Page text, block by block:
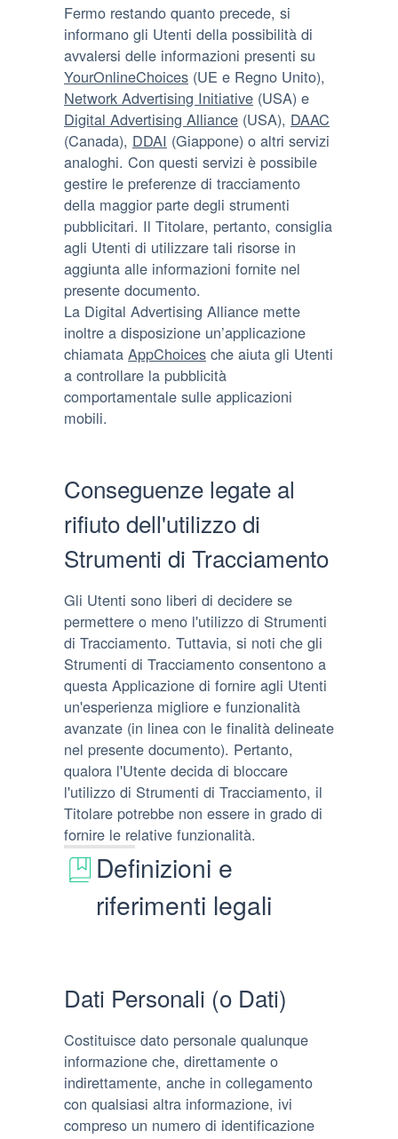
Fermo restando quanto precede, si
informano gli Utenti della possibilità di
avvalersi delle informazioni presenti su
YourOnlineChoices (UE e Regno Unito),
Network Advertising Initiative (USA) e
Digital Advertising Alliance (USA), DAAC
(Canada), DDAI (Giappone) o altri servizi
analoghi. Con questi servizi è possibile
gestire le preferenze di tracciamento
della maggior parte degli strumenti
pubblicitari. Il Titolare, pertanto, consiglia
agli Utenti di utilizzare tali risorse in
aggiunta alle informazioni fornite nel
presente documento.
La Digital Advertising Alliance mette
inoltre a disposizione un’applicazione
chiamata AppChoices che aiuta gli Utenti
a controllare la pubblicità
comportamentale sulle applicazioni
mobili.
Conseguenze legate al
rifiuto dell'utilizzo di
Strumenti di Tracciamento
Gli Utenti sono liberi di decidere se
permettere o meno l'utilizzo di Strumenti
di Tracciamento. Tuttavia, si noti che gli
Strumenti di Tracciamento consentono a
questa Applicazione di fornire agli Utenti
un'esperienza migliore e funzionalità
avanzate (in linea con le finalità delineate
nel presente documento). Pertanto,
qualora l'Utente decida di bloccare
l'utilizzo di Strumenti di Tracciamento, il
Titolare potrebbe non essere in grado di
fornire le relative funzionalità.
Definizioni e
riferimenti legali
Dati Personali (o Dati)
Costituisce dato personale qualunque
informazione che, direttamente o
indirettamente, anche in collegamento
con qualsiasi altra informazione, ivi
compreso un numero di identificazione